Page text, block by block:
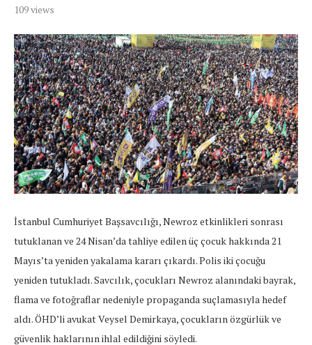
109views
İstanbul Cumhuriyet Başsavcılığı, Newroz etkinlikleri sonrası
tutuklanan ve 24 Nisan’da tahliye edilen üç çocuk hakkında 21
Mayıs’ta yeniden yakalama kararı çıkardı. Polis iki çocuğu
yeniden tutukladı. Savcılık, çocukları Newroz alanındaki bayrak,
flama ve fotoğraflar nedeniyle propaganda suçlamasıyla hedef
aldı. ÖHD’li avukat Veysel Demirkaya, çocukların özgürlük ve
güvenlik haklarının ihlal edildiğini söyledi.